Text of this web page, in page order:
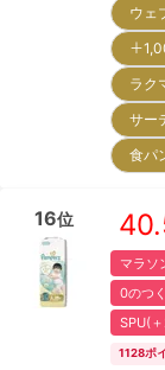
ウェ
＋
ラク
サー
食パ
16位
マラソ
0のつ
SPU(
1128ポ